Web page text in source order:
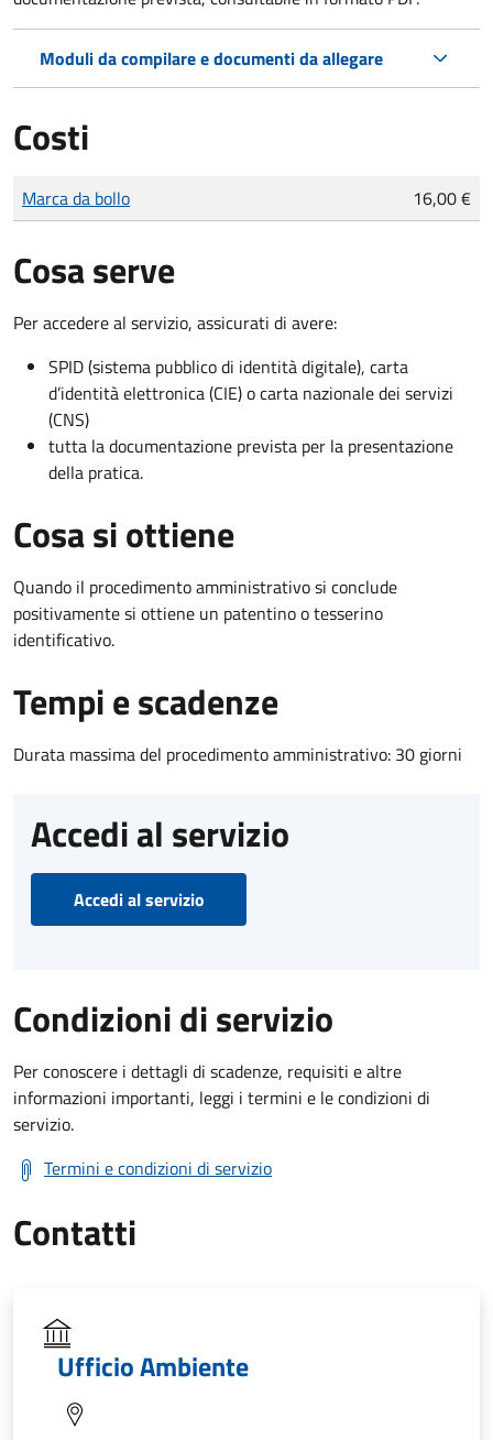
Moduli da compilare e documenti da allegare
Costi
Tipo di pagamento
Importo
Marca da bollo 16,00 €
Cosa serve
Per accedere al servizio, assicurati di avere:
SPID (sistema pubblico di identità digitale), carta
d’identità elettronica (CIE) o carta nazionale dei servizi
(CNS)
tutta la documentazione prevista per la presentazione
della pratica.
Cosa si ottiene
Quando il procedimento amministrativo si conclude
positivamente si ottiene un patentino o tesserino
identificativo.
Tempi e scadenze
Durata massima del procedimento amministrativo: 30 giorni
Accedi al servizio
Accedi al servizio
Condizioni di servizio
Per conoscere i dettagli di scadenze, requisiti e altre
informazioni importanti, leggi i termini e le condizioni di
servizio.
Termini e condizioni di servizio
Contatti
Ufficio Ambiente